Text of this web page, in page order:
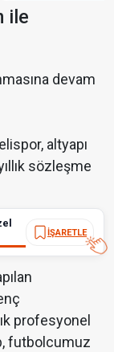
ile
devam
altyapı
sözleşme
İŞARETLE
profesyonel
futbolcumuz